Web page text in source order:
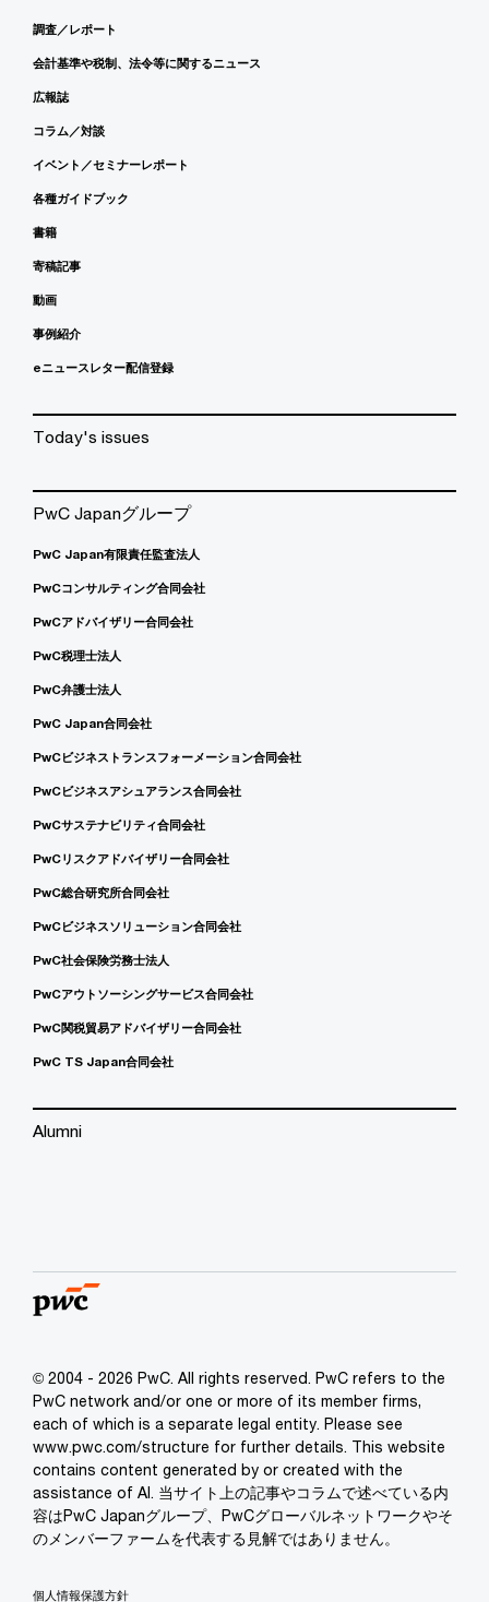
調査／レポート
会計基準や税制、法令等に関するニュース
広報誌
コラム／対談
イベント／セミナーレポート
各種ガイドブック
書籍
寄稿記事
動画
事例紹介
eニュースレター配信登録
Today's issues
PwC Japanグループ
PwC Japan有限責任監査法人
PwCコンサルティング合同会社
PwCアドバイザリー合同会社
PwC税理士法人
PwC弁護士法人
PwC Japan合同会社
PwCビジネストランスフォーメーション合同会社
PwCビジネスアシュアランス合同会社
PwCサステナビリティ合同会社
PwCリスクアドバイザリー合同会社
PwC総合研究所合同会社
PwCビジネスソリューション合同会社
PwC社会保険労務士法人
PwCアウトソーシングサービス合同会社
PwC関税貿易アドバイザリー合同会社
PwC TS Japan合同会社
Alumni
© 2004 - 2026 PwC. All rights reserved. PwC refers to the
PwC network and/or one or more of its member firms,
each of which is a separate legal entity. Please see
www.pwc.com/structure for further details. This website
contains content generated by or created with the
assistance of AI. 当サイト上の記事やコラムで述べている内
容はPwC Japanグループ、PwCグローバルネットワークやそ
のメンバーファームを代表する見解ではありません。
個人情報保護方針